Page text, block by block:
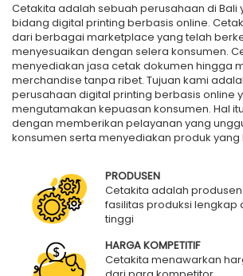
Cetakita adalah sebuah perusahaan di Bali
bidang digital printing berbasis online.
dari berbagai marketplace yang telah
menyesuaikan dengan selera konsumen.
menyediakan jasa cetak dokumen hingga
merchandise tanpa ribet. Tujuan kami
perusahaan digital printing berbasis online
mengutamakan kepuasan konsumen. Hal
dengan memberikan pelayanan yang
konsumen serta menyediakan produk yang
PRODUSEN
Cetakita adalah
fasilitas produksi lengkap
tinggi
HARGA KOMPETITIF
Cetakita menawarkan